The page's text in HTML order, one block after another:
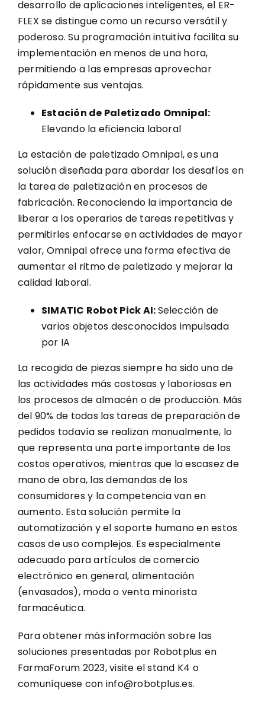
desarrollo de aplicaciones inteligentes, el ER-
FLEX se distingue como un recurso versátil y
poderoso. Su programación intuitiva facilita su
implementación en menos de una hora,
permitiendo a las empresas aprovechar
rápidamente sus ventajas.
Estación de Paletizado Omnipal:
Elevando la eficiencia laboral
La estación de paletizado Omnipal, es una
solución diseñada para abordar los desafíos en
la tarea de paletización en procesos de
fabricación. Reconociendo la importancia de
liberar a los operarios de tareas repetitivas y
permitirles enfocarse en actividades de mayor
valor, Omnipal ofrece una forma efectiva de
aumentar el ritmo de paletizado y mejorar la
calidad laboral.
SIMATIC Robot Pick AI:Selección de
varios objetos desconocidos impulsada
por IA
La recogida de piezas siempre ha sido una de
las actividades más costosas y laboriosas en
los procesos de almacén o de producción. Más
del 90% de todas las tareas de preparación de
pedidos todavía se realizan manualmente, lo
que representa una parte importante de los
costos operativos, mientras que la escasez de
mano de obra, las demandas de los
consumidores y la competencia van en
aumento. Esta solución permite la
automatización y el soporte humano en estos
casos de uso complejos. Es especialmente
adecuado para artículos de comercio
electrónico en general, alimentación
(envasados), moda o venta minorista
farmacéutica.
Para obtener más información sobre las
soluciones presentadas por Robotplus en
FarmaForum 2023, visite el stand K4 o
comuníquese con info@robotplus.es.